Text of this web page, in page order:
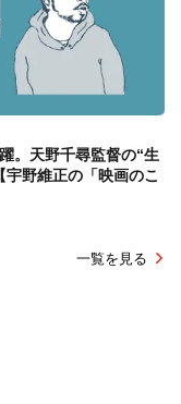
。天野千尋監督の“生
野維正の「映画のこ
一覧を見る